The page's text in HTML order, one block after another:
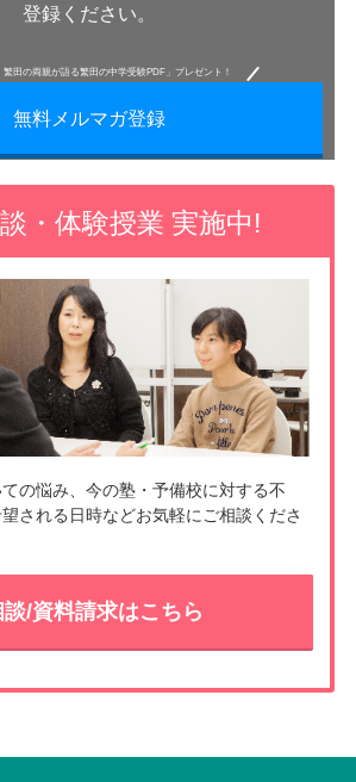
登録ください。
繁田の両親が語る繁田の中学受験PDF」プレゼント！
無料メルマガ登録
・体験授業 実施中!
の悩み、今の塾・予備校に対する不
される日時などお気軽にご相談くださ
/資料請求はこちら